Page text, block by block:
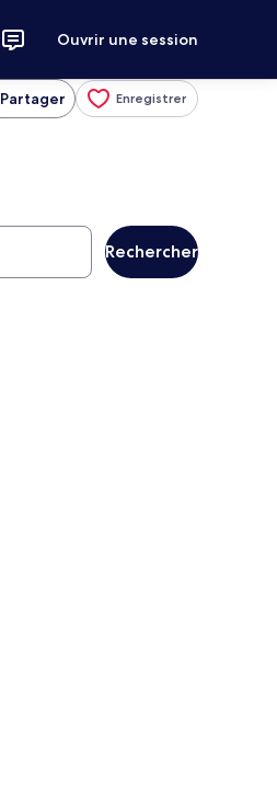
Ouvrir une session
Partager Enregistrer
Rechercher